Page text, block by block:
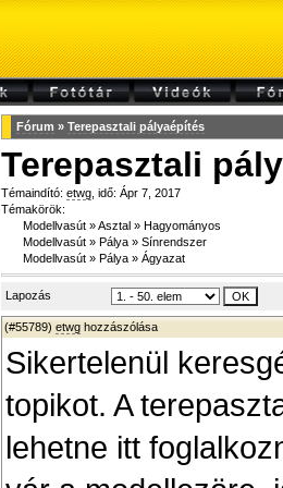
Fórum » Terepasztali pályaépítés
Terepasztali
Témaindító: etwg , idő: Ápr 7, 2017
Témakörök:
Modellvasút »Asztal » Hagyományos
Modellvasút » Pálya » Sínrendszer
Modellvasút » Pálya » Ágyazat
Lapozás
(#55789) etwg hozzászólása
Sikertelenül
topikot. A
lehetne itt